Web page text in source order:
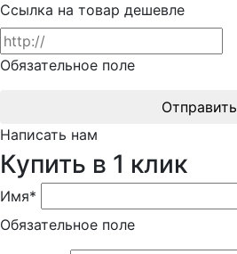
Ссылка на товар дешевле
Обязательное поле
Отправить
Написать нам
Купить в 1 клик
Имя*
Обязательное поле